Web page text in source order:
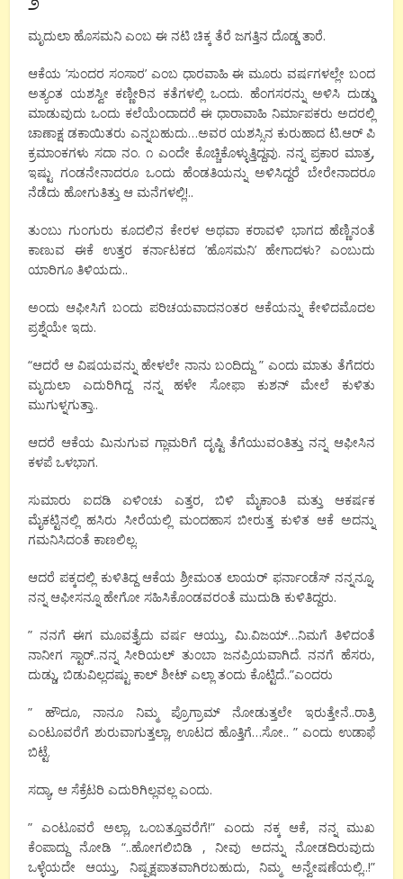
ಮೃದುಲಾ ಹೊಸಮನಿ ಎಂಬ ಈ ನಟಿ ಚಿಕ್ಕ ತೆರೆ ಜಗತ್ತಿನ ದೊಡ್ಡ ತಾರೆ.
ಆಕೆಯ ’ಸುಂದರ ಸಂಸಾರ’ ಎಂಬ ಧಾರವಾಹಿ ಈ ಮೂರು ವರ್ಷಗಳಲ್ಲೇ ಬಂದ
ಅತ್ಯಂತ ಯಶಸ್ವೀ ಕಣ್ಣೀರಿನ ಕತೆಗಳಲ್ಲಿ ಒಂದು. ಹೆಂಗಸರನ್ನು ಅಳಿಸಿ ದುಡ್ಡು
ಮಾಡುವುದು ಒಂದು ಕಲೆಯೆಂದಾದರೆ ಈ ಧಾರಾವಾಹಿ ನಿರ್ಮಾಪಕರು ಅದರಲ್ಲಿ
ಚಾಣಾಕ್ಷ ಡಕಾಯಿತರು ಎನ್ನಬಹುದು…ಅವರ ಯಶಸ್ಸಿನ ಕುರುಹಾದ ಟಿ.ಆರ್ ಪಿ
ಕ್ರಮಾಂಕಗಳು ಸದಾ ನಂ. ೧ ಎಂದೇ ಕೊಚ್ಚಿಕೊಳ್ಳುತ್ತಿದ್ದವು. ನನ್ನ ಪ್ರಕಾರ ಮಾತ್ರ,
ಇಷ್ಟು ಗಂಡನೇನಾದರೂ ಒಂದು ಹೆಂಡತಿಯನ್ನು ಅಳಿಸಿದ್ದರೆ ಬೇರೇನಾದರೂ
ನೆಡೆದು ಹೋಗುತಿತ್ತು ಆ ಮನೆಗಳಲ್ಲಿ!..
ತುಂಬು ಗುಂಗುರು ಕೂದಲಿನ ಕೇರಳ ಅಥವಾ ಕರಾವಳಿ ಭಾಗದ ಹೆಣ್ಣಿನಂತೆ
ಕಾಣುವ ಈಕೆ ಉತ್ತರ ಕರ್ನಾಟಕದ ’ಹೊಸಮನಿ’ ಹೇಗಾದಳು? ಎಂಬುದು
ಯಾರಿಗೂ ತಿಳಿಯದು..
ಅಂದು ಆಫೀಸಿಗೆ ಬಂದು ಪರಿಚಯವಾದನಂತರ ಆಕೆಯನ್ನು ಕೇಳಿದಮೊದಲ
ಪ್ರಶ್ನೆಯೇ ಇದು.
“ಆದರೆ ಆ ವಿಷಯವನ್ನು ಹೇಳಲೇ ನಾನು ಬಂದಿದ್ದು ” ಎಂದು ಮಾತು ತೆಗೆದರು
ಮೃದುಲಾ ಎದುರಿಗಿದ್ದ ನನ್ನ ಹಳೇ ಸೋಫಾ ಕುಶನ್ ಮೇಲೆ ಕುಳಿತು
ಮುಗುಳ್ನಗುತ್ತಾ..
ಆದರೆ ಆಕೆಯ ಮಿನುಗುವ ಗ್ಲಾಮರಿಗೆ ದೃಷ್ಟಿ ತೆಗೆಯುವಂತಿತ್ತು ನನ್ನ ಆಫೀಸಿನ
ಕಳಪೆ ಒಳಭಾಗ.
ಸುಮಾರು ಐದಡಿ ಏಳಿಂಚು ಎತ್ತರ, ಬಿಳಿ ಮೈಕಾಂತಿ ಮತ್ತು ಆಕರ್ಷಕ
ಮೈಕಟ್ಟಿನಲ್ಲಿ ಹಸಿರು ಸೀರೆಯಲ್ಲಿ ಮಂದಹಾಸ ಬೀರುತ್ತ ಕುಳಿತ ಆಕೆ ಅದನ್ನು
ಗಮನಿಸಿದಂತೆ ಕಾಣಲಿಲ್ಲ.
ಆದರೆ ಪಕ್ಕದಲ್ಲಿ ಕುಳಿತಿದ್ದ ಆಕೆಯ ಶ್ರೀಮಂತ ಲಾಯರ್ ಫರ್ನಾಂಡೆಸ್ ನನ್ನನ್ನೂ,
ನನ್ನ ಆಫೀಸನ್ನೂ ಹೇಗೋ ಸಹಿಸಿಕೊಂಡವರಂತೆ ಮುದುಡಿ ಕುಳಿತಿದ್ದರು.
” ನನಗೆ ಈಗ ಮೂವತ್ತೈದು ವರ್ಷ ಆಯ್ತು, ಮಿ.ವಿಜಯ್…ನಿಮಗೆ ತಿಳಿದಂತೆ
ನಾನೀಗ ಸ್ಟಾರ್..ನನ್ನ ಸೀರಿಯಲ್ ತುಂಬಾ ಜನಪ್ರಿಯವಾಗಿದೆ. ನನಗೆ ಹೆಸರು,
ದುಡ್ಡು, ಬಿಡುವಿಲ್ಲದಷ್ಟು ಕಾಲ್ ಶೀಟ್ ಎಲ್ಲಾ ತಂದು ಕೊಟ್ಟಿದೆ..”ಎಂದರು
” ಹೌದೂ, ನಾನೂ ನಿಮ್ಮ ಪ್ರೊಗ್ರಾಮ್ ನೋಡುತ್ತಲೇ ಇರುತ್ತೇನೆ..ರಾತ್ರಿ
ಎಂಟೂವರೆಗೆ ಶುರುವಾಗುತ್ತಲ್ಲಾ, ಊಟದ ಹೊತ್ತಿಗೆ…ಸೋ.. ” ಎಂದು ಉಡಾಫೆ
ಬಿಟ್ಟೆ.
ಸದ್ಯಾ, ಆ ಸೆಕ್ರೆಟರಿ ಎದುರಿಗಿಲ್ಲವಲ್ಲ ಎಂದು.
” ಎಂಟೂವರೆ ಅಲ್ಲಾ, ಒಂಬತ್ತೂವರೆಗೆ!” ಎಂದು ನಕ್ಕ ಆಕೆ, ನನ್ನ ಮುಖ
ಕೆಂಪಾದ್ದು ನೋಡಿ “..ಹೋಗಲಿಬಿಡಿ , ನೀವು ಅದನ್ನು ನೋಡದಿರುವುದು
ಒಳ್ಳೆಯದೇ ಆಯ್ತು, ನಿಷ್ಪಕ್ಷಪಾತವಾಗಿರಬಹುದು, ನಿಮ್ಮ ಅನ್ವೇಷಣೆಯಲ್ಲಿ..!”